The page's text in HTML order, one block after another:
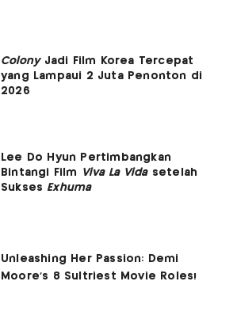
ColonyJadi Film Korea Tercepat
yang Lampaui 2 Juta Penonton di
2026
Lee Do Hyun Pertimbangkan
Bintangi Film
Viva La Vidasetelah
Sukses Exhuma